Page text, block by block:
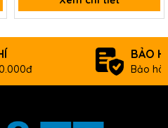
BẢO
Bảo